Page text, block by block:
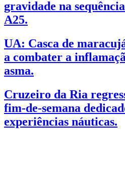
gravidade na
A25.
UA: Casca de
a combater a
asma.
Cruzeiro da Ria
fim-de-semana
experiências náuticas.